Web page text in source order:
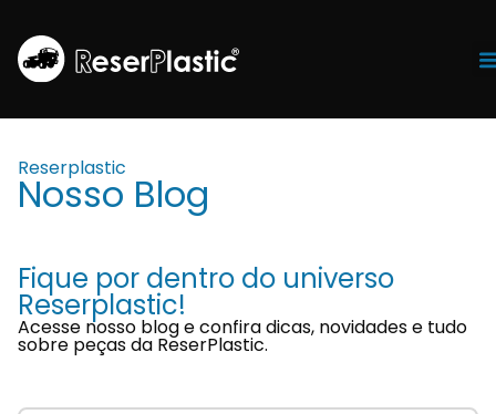
Reserplastic
Nosso Blog
Fique por dentro do universo
Reserplastic!
Acesse nosso blog e confira dicas, novidades e tudo
sobre peças da ReserPlastic.